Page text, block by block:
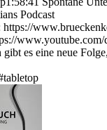
Podcast
https://
www.youtube.com/
es eine neue